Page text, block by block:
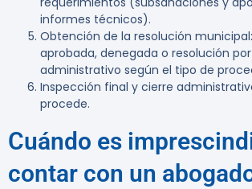
informes técnicos).
Obtención de la resolución
aprobada, denegada o resolución
administrativo según el tipo de
Inspección final y cierre
procede.
Cuándo es
contar con un